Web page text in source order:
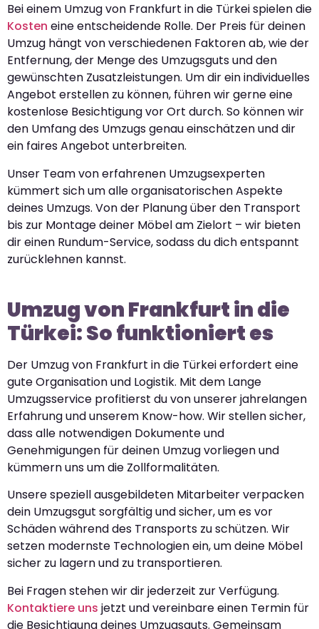
Bei einem Umzug von Frankfurt in die Türkei spielen die
Kosten eine entscheidende Rolle. Der Preis für deinen
Umzug hängt von verschiedenen Faktoren ab, wie der
Entfernung, der Menge des Umzugsguts und den
gewünschten Zusatzleistungen. Um dir ein individuelles
Angebot erstellen zu können, führen wir gerne eine
kostenlose Besichtigung vor Ort durch. So können wir
den Umfang des Umzugs genau einschätzen und dir
ein faires Angebot unterbreiten.
Unser Team von erfahrenen Umzugsexperten
kümmert sich um alle organisatorischen Aspekte
deines Umzugs. Von der Planung über den Transport
bis zur Montage deiner Möbel am Zielort – wir bieten
dir einen Rundum-Service, sodass du dich entspannt
zurücklehnen kannst.
Umzug von Frankfurt in die
Türkei: So funktioniert es
Der Umzug von Frankfurt in die Türkei erfordert eine
gute Organisation und Logistik. Mit dem Lange
Umzugsservice profitierst du von unserer jahrelangen
Erfahrung und unserem Know-how. Wir stellen sicher,
dass alle notwendigen Dokumente und
Genehmigungen für deinen Umzug vorliegen und
kümmern uns um die Zollformalitäten.
Unsere speziell ausgebildeten Mitarbeiter verpacken
dein Umzugsgut sorgfältig und sicher, um es vor
Schäden während des Transports zu schützen. Wir
setzen modernste Technologien ein, um deine Möbel
sicher zu lagern und zu transportieren.
Bei Fragen stehen wir dir jederzeit zur Verfügung.
Kontaktiere uns jetzt und vereinbare einen Termin für
die Besichtigung deines Umzugsguts. Gemeinsam